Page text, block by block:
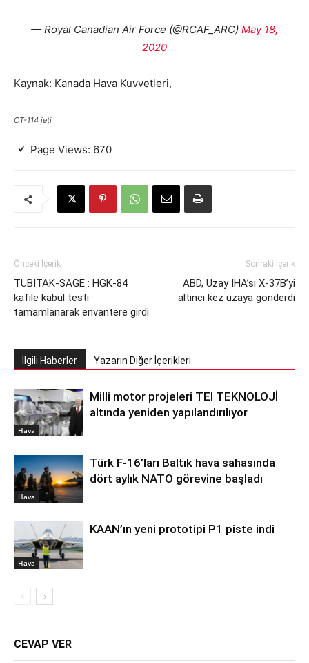
— Royal Canadian Air Force (@RCAF_ARC) May 18,
2020
Kaynak: Kanada Hava Kuvvetleri,
CT-114 jeti
Page Views: 670
Önceki İçerik
TÜBİTAK-SAGE : HGK-84
kafile kabul testi
tamamlanarak envantere girdi
Sonraki İçerik
ABD, Uzay İHA’sı X-37B’yi
altıncı kez uzaya gönderdi
İlgili Haberler Yazarın Diğer İçerikleri
Hava
Milli motor projeleri TEI TEKNOLOJİ
altında yeniden yapılandırılıyor
Hava
Türk F-16’ları Baltık hava sahasında
dört aylık NATO görevine başladı
Hava
KAAN’ın yeni prototipi P1 piste indi
CEVAP VER